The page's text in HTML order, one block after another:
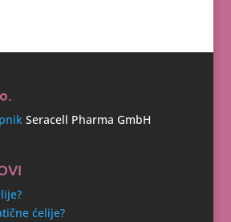
Seracell Pharma GmbH
ćelije?